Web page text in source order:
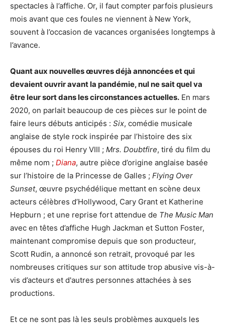
spectacles à l’affiche. Or, il faut compter parfois plusieurs
mois avant que ces foules ne viennent à New York,
souvent à l’occasion de vacances organisées longtemps à
l’avance.
Quant aux nouvelles œuvres déjà annoncées et qui
devaient ouvrir avant la pandémie, nul ne sait quel va
être leur sort dans les circonstances actuelles. En mars
2020, on parlait beaucoup de ces pièces sur le point de
faire leurs débuts anticipés : Six, comédie musicale
anglaise de style rock inspirée par l’histoire des six
épouses du roi Henry VIII ; Mrs. Doubtfire, tiré du film du
même nom ; Diana, autre pièce d’origine anglaise basée
sur l’histoire de la Princesse de Galles ; Flying Over
Sunset, œuvre psychédélique mettant en scène deux
acteurs célèbres d’Hollywood, Cary Grant et Katherine
Hepburn ; et une reprise fort attendue de The Music Man
avec en têtes d’affiche Hugh Jackman et Sutton Foster,
maintenant compromise depuis que son producteur,
Scott Rudin, a annoncé son retrait, provoqué par les
nombreuses critiques sur son attitude trop abusive vis-à-
vis d’acteurs et d'autres personnes attachées à ses
productions.
Et ce ne sont pas là les seuls problèmes auxquels les